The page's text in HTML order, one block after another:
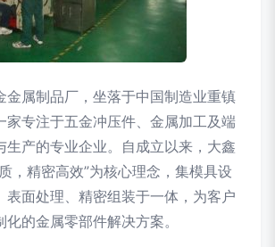
金属制品厂，坐落于中国制造业重镇
专注于五金冲压件、金属加工及端
生产的专业企业。自成立以来，大鑫
，精密高效”为核心理念，集模具设
表面处理、精密组装于一体，为客户
的金属零部件解决方案。